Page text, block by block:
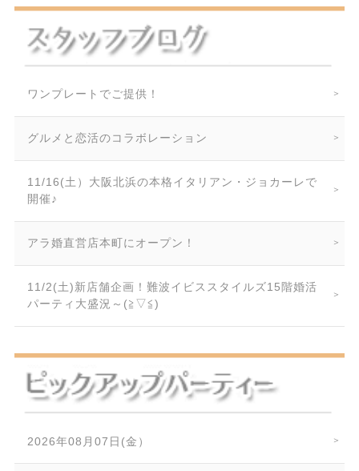
ワンプレートでご提供！
グルメと恋活のコラボレーション
11/16(土）大阪北浜の本格イタリアン・ジョカーレで
開催♪
アラ婚直営店本町にオープン！
11/2(土)新店舗企画！難波イビススタイルズ15階婚活
パーティ大盛況～(≧▽≦)
2026年08月07日(金）